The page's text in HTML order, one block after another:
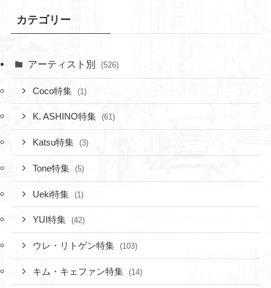
ブ
カテゴリー
アーティスト別 (526)
Coco特集 (1)
K. ASHINO特集 (61)
Katsu特集 (3)
Tone特集 (5)
Ueki特集 (1)
YUI特集 (42)
ウレ・リトゲン特集 (103)
キム・キェファン特集 (14)